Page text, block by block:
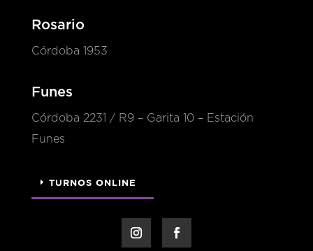
Rosario
Córdoba 1953
Funes
Córdoba 2231 / R9 – Garita 10 – Estación
Funes
TURNOS ONLINE